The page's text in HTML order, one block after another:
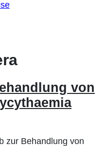
von
zur Behandlung von